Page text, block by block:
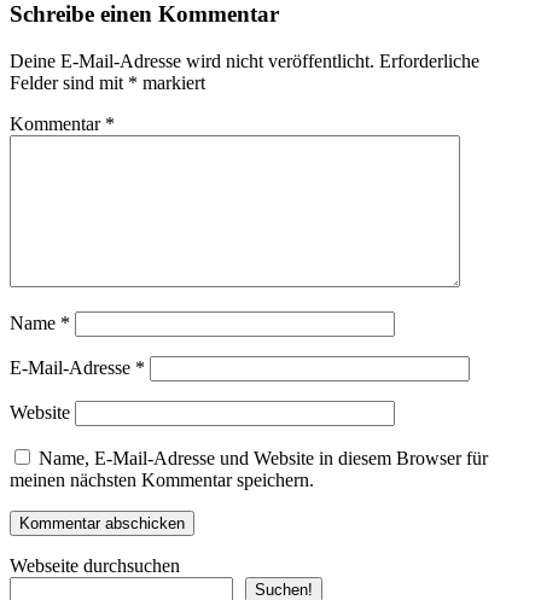
Schreibe einen Kommentar
Deine E-Mail-Adresse wird nicht veröffentlicht. Erforderliche
Felder sind mit * markiert
Kommentar *
Name *
E-Mail-Adresse *
Website
Name, E-Mail-Adresse und Website in diesem Browser für
meinen nächsten Kommentar speichern.
Webseite durchsuchen
Suchen!